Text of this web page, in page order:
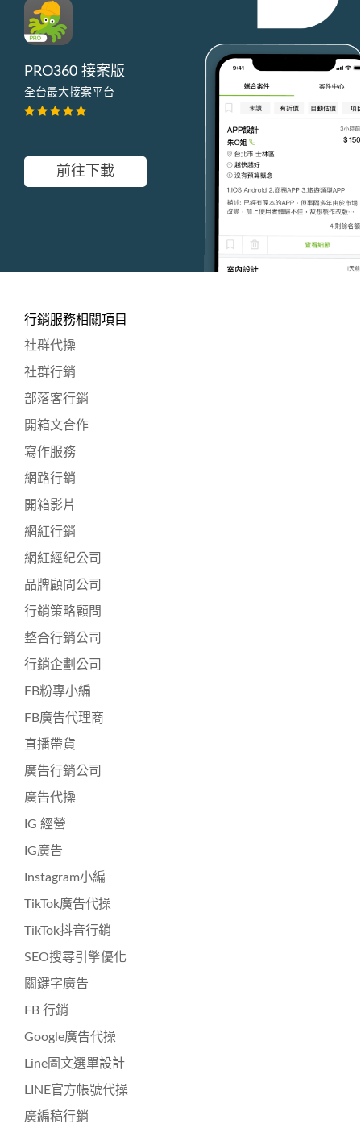
PRO360 接案版
全台最大接案平台
前往下載
行銷服務相關項目
社群代操
社群行銷
部落客行銷
開箱文合作
寫作服務
網路行銷
開箱影片
網紅行銷
網紅經紀公司
品牌顧問公司
行銷策略顧問
整合行銷公司
行銷企劃公司
FB粉專小編
FB廣告代理商
直播帶貨
廣告行銷公司
廣告代操
IG 經營
IG廣告
Instagram小編
TikTok廣告代操
TikTok抖音行銷
SEO搜尋引擎優化
關鍵字廣告
FB 行銷
Google廣告代操
Line圖文選單設計
LINE官方帳號代操
廣編稿行銷